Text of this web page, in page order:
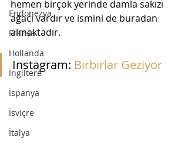
Endonezya
Fransa
Hollanda
İngiltere
İspanya
İsviçre
İtalya
hemen birçok yerinde damla sakızı
ağacı vardır ve ismini de buradan
almaktadır.
Instagram: Bırbırlar Geziyor